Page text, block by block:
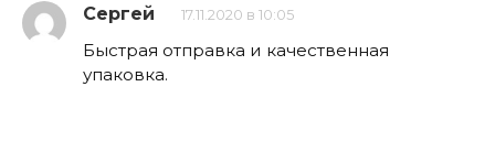
Сергей 17.11.2020 в 10:05
Быстрая отправка и качественная
упаковка.